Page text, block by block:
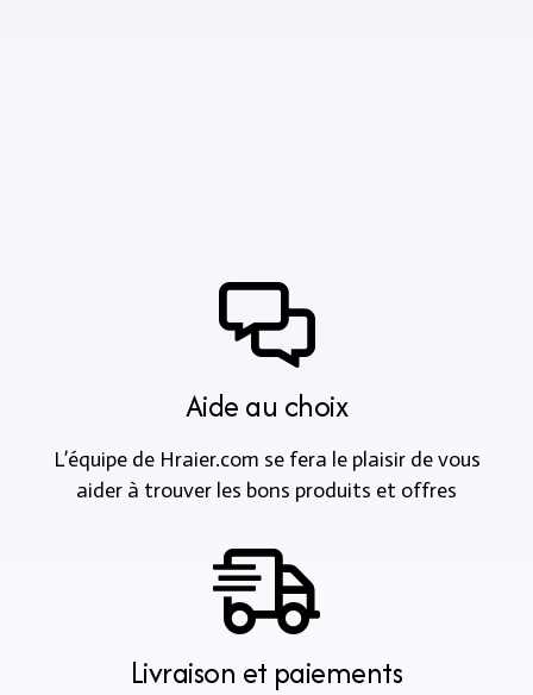
Aide au choix
L’équipe de Hraier.com se fera le plaisir de vous
aider à trouver les bons produits et offres
Livraison et paiements